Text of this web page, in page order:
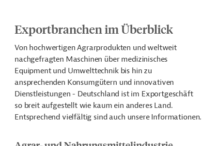
Exportbranchen im Überblick
Von hochwertigen Agrarprodukten und weltweit
nachgefragten Maschinen über medizinisches
Equipment und Umwelttechnik bis hin zu
ansprechenden Konsumgütern und innovativen
Dienstleistungen - Deutschland ist im Exportgeschäft
so breit aufgestellt wie kaum ein anderes Land.
Entsprechend vielfältig sind auch unsere Informationen.